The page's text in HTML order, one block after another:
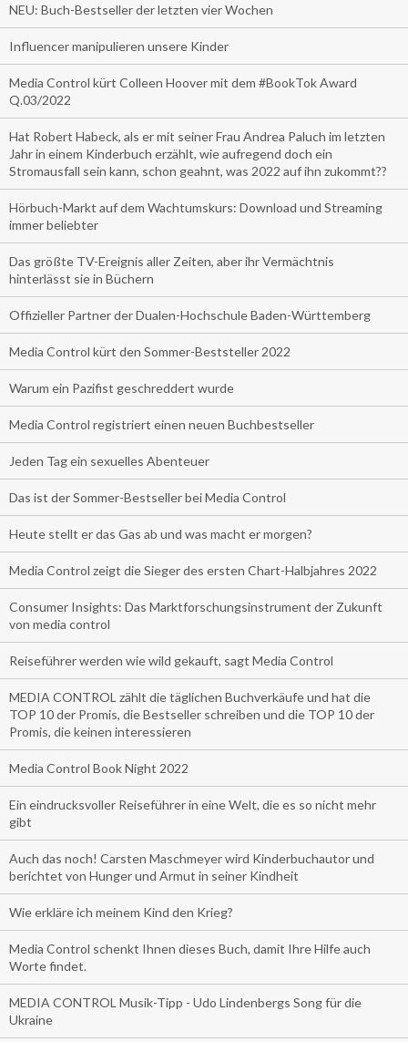
NEU: Buch-Bestseller der letzten vier Wochen
Influencer manipulieren unsere Kinder
Media Control kürt Colleen Hoover mit dem #BookTok Award
Q.03/2022
Hat Robert Habeck, als er mit seiner Frau Andrea Paluch im letzten
Jahr in einem Kinderbuch erzählt, wie aufregend doch ein
Stromausfall sein kann, schon geahnt, was 2022 auf ihn zukommt??
Hörbuch-Markt auf dem Wachtumskurs: Download und Streaming
immer beliebter
Das größte TV-Ereignis aller Zeiten, aber ihr Vermächtnis
hinterlässt sie in Büchern
Offizieller Partner der Dualen-Hochschule Baden-Württemberg
Media Control kürt den Sommer-Beststeller 2022
Warum ein Pazifist geschreddert wurde
Media Control registriert einen neuen Buchbestseller
Jeden Tag ein sexuelles Abenteuer
Das ist der Sommer-Bestseller bei Media Control
Heute stellt er das Gas ab und was macht er morgen?
Media Control zeigt die Sieger des ersten Chart-Halbjahres 2022
Consumer Insights: Das Marktforschungsinstrument der Zukunft
von media control
Reiseführer werden wie wild gekauft, sagt Media Control
MEDIA CONTROL zählt die täglichen Buchverkäufe und hat die
TOP 10 der Promis, die Bestseller schreiben und die TOP 10 der
Promis, die keinen interessieren
Media Control Book Night 2022
Ein eindrucksvoller Reiseführer in eine Welt, die es so nicht mehr
gibt
Auch das noch! Carsten Maschmeyer wird Kinderbuchautor und
berichtet von Hunger und Armut in seiner Kindheit
Wie erkläre ich meinem Kind den Krieg?
Media Control schenkt Ihnen dieses Buch, damit Ihre Hilfe auch
Worte findet.
MEDIA CONTROL Musik-Tipp - Udo Lindenbergs Song für die
Ukraine